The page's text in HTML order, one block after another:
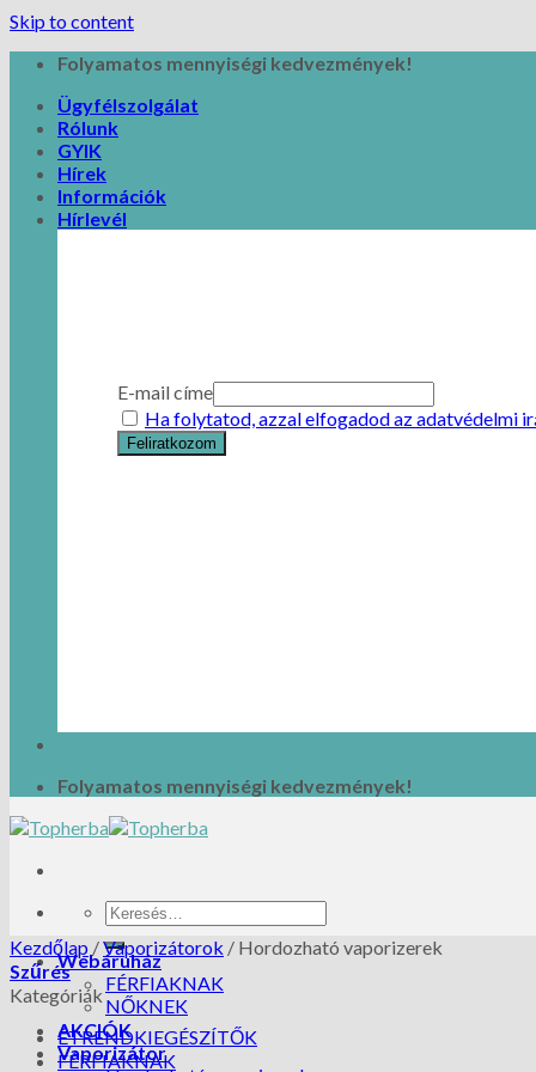
Skip to content
Folyamatos mennyiségi kedvezmények!
Ügyfélszolgálat
Rólunk
GYIK
Hírek
Információk
Hírlevél
E-mail címe
Ha folytatod, azzal elfogadod az adatvédelmi
Folyamatos mennyiségi kedvezmények!
Webáruház
FÉRFIAKNAK
NŐKNEK
AKCIÓK
Vaporizátor
Kezdőlap /Vaporizátorok / Hordozható vaporizerek
Szűrés
Kategóriák
ÉTRENDKIEGÉSZÍTŐK
FÉRFIAKNAK